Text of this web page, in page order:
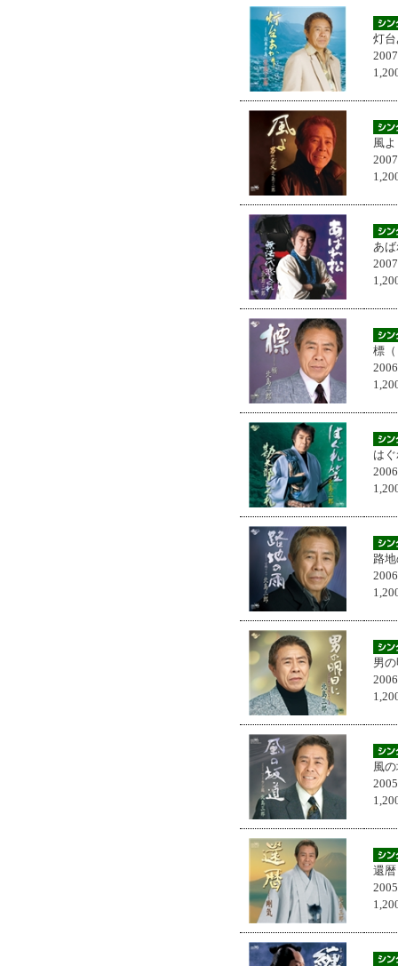
灯
風よ
あ
標
は
路
男
風
還暦